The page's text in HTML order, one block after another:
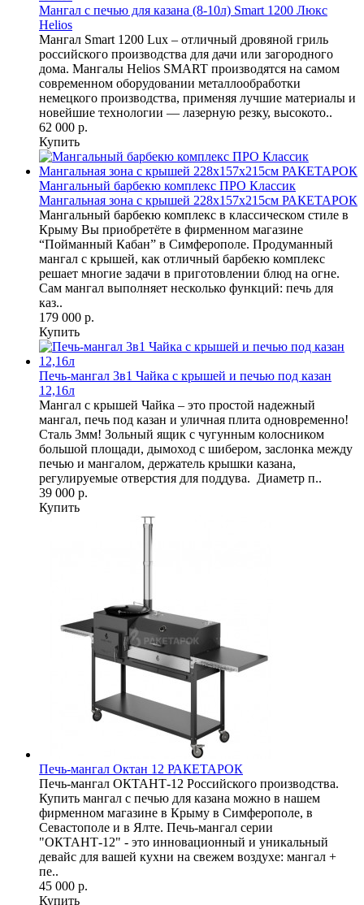
Мангал с печью для казана (8-10л) Smart 1200 Люкс
Helios
Мангал Smart 1200 Lux – отличный дровяной гриль
российского производства для дачи или загородного
дома. Мангалы Helios SMART производятся на самом
современном оборудовании металлообработки
немецкого производства, применяя лучшие материалы и
новейшие технологии — лазерную резку, высокото..
62 000 р.
Купить
Мангальный барбекю комплекс ПРО Классик
Мангальная зона с крышей 228х157х215см РАКЕТАРОК
Мангальный барбекю комплекс в классическом стиле в
Крыму Вы приобретёте в фирменном магазине
“Пойманный Кабан” в Симферополе. Продуманный
мангал с крышей, как отличный барбекю комплекс
решает многие задачи в приготовлении блюд на огне.
Сам мангал выполняет несколько функций: печь для
каз..
179 000 р.
Купить
Печь-мангал 3в1 Чайка с крышей и печью под казан
12,16л
Мангал с крышей Чайка – это простой надежный
мангал, печь под казан и уличная плита одновременно!
Сталь 3мм! Зольный ящик с чугунным колосником
большой площади, дымоход с шибером, заслонка между
печью и мангалом, держатель крышки казана,
регулируемые отверстия для поддува. Диаметр п..
39 000 р.
Купить
Печь-мангал Октан 12 РАКЕТАРОК
Печь-мангал ОКТАНТ-12 Российского производства.
Купить мангал с печью для казана можно в нашем
фирменном магазине в Крыму в Симферополе, в
Севастополе и в Ялте. Печь-мангал серии
"ОКТАНТ-12" - это инновационный и уникальный
девайс для вашей кухни на свежем воздухе: мангал +
пе..
45 000 р.
Купить